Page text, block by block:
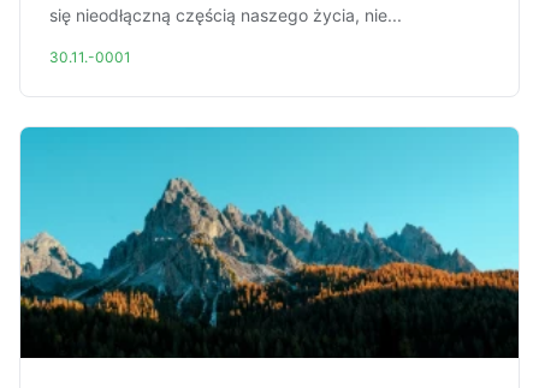
się nieodłączną częścią naszego życia, nie...
30.11.-0001